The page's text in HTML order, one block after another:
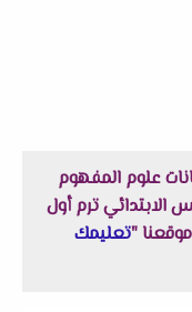
علوم المفهوم
الابتدائي ترم أول
تعليمك